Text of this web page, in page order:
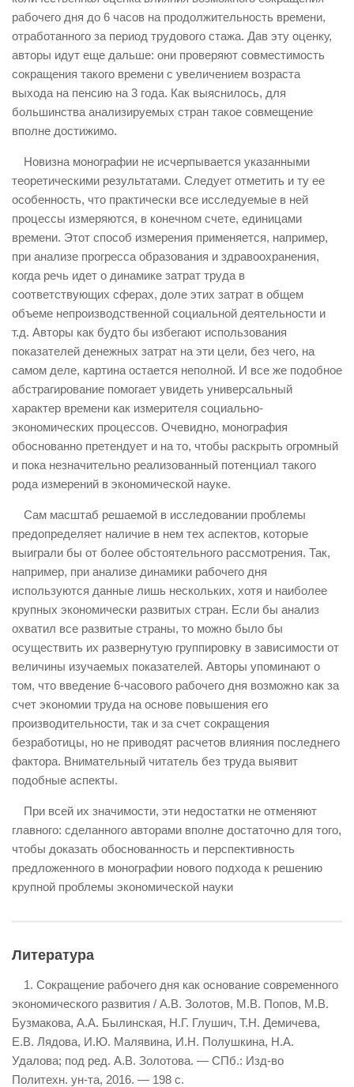
рабочего дня до 6 часов на продолжительность времени,
отработанного за период трудового стажа. Дав эту оценку,
авторы идут еще дальше: они проверяют совместимость
сокращения такого времени с увеличением возраста
выхода на пенсию на 3 года. Как выяснилось, для
большинства анализируемых стран такое совмещение
вполне достижимо.
Новизна монографии не исчерпывается указанными
теоретическими результатами. Следует отметить и ту ее
особенность, что практически все исследуемые в ней
процессы измеряются, в конечном счете, единицами
времени. Этот способ измерения применяется, например,
при анализе прогресса образования и здравоохранения,
когда речь идет о динамике затрат труда в
соответствующих сферах, доле этих затрат в общем
объеме непроизводственной социальной деятельности и
т.д. Авторы как будто бы избегают использования
показателей денежных затрат на эти цели, без чего, на
самом деле, картина остается неполной. И все же подобное
абстрагирование помогает увидеть универсальный
характер времени как измерителя социально-
экономических процессов. Очевидно, монография
обоснованно претендует и на то, чтобы раскрыть огромный
и пока незначительно реализованный потенциал такого
рода измерений в экономической науке.
Сам масштаб решаемой в исследовании проблемы
предопределяет наличие в нем тех аспектов, которые
выиграли бы от более обстоятельного рассмотрения. Так,
например, при анализе динамики рабочего дня
используются данные лишь нескольких, хотя и наиболее
крупных экономически развитых стран. Если бы анализ
охватил все развитые страны, то можно было бы
осуществить их развернутую группировку в зависимости от
величины изучаемых показателей. Авторы упоминают о
том, что введение 6-часового рабочего дня возможно как за
счет экономии труда на основе повышения его
производительности, так и за счет сокращения
безработицы, но не приводят расчетов влияния последнего
фактора. Внимательный читатель без труда выявит
подобные аспекты.
При всей их значимости, эти недостатки не отменяют
главного: сделанного авторами вполне достаточно для того,
чтобы доказать обоснованность и перспективность
предложенного в монографии нового подхода к решению
крупной проблемы экономической науки
Литература
1. Сокращение рабочего дня как основание современного
экономического развития / А.В. Золотов, М.В. Попов, М.В.
Бузмакова, А.А. Былинская, Н.Г. Глушич, Т.Н. Демичева,
Е.В. Лядова, И.Ю. Малявина, И.Н. Полушкина, Н.А.
Удалова; под ред. А.В. Золотова. — СПб.: Изд-во
Политехн. ун-та, 2016. — 198 с.